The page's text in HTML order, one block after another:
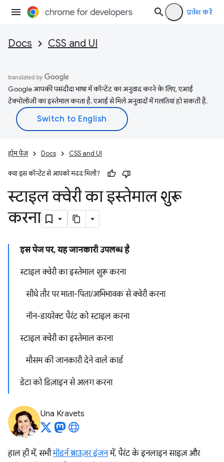
प्रवेश करें
Docs CSS and UI
Google आपकी पसंदीदा भाषा में कॉन्टेंट का अनुवाद करने के लिए, एआई
टेक्नोलॉजी का इस्तेमाल करता है. एआई से मिले अनुवादों में गलतियां हो सकती हैं.
होम पेज Docs CSS and UI
क्या इस कॉन्टेंट से आपको मदद मिली?
स्टाइल क्वेरी का इस्तेमाल शुरू
करना
इस पेज पर, यह जानकारी उपलब्ध है
स्टाइल क्वेरी का इस्तेमाल शुरू करना
सीधे तौर पर माता-पिता/अभिभावक से क्वेरी करना
नॉन-डायरेक्ट पैरंट को स्टाइल करना
स्टाइल क्वेरी का इस्तेमाल करना
मौसम की जानकारी देने वाले कार्ड
डेटा को डिज़ाइन से अलग करना
Una Kravets
हाल ही में, सभीमॉडर्न ब्राउज़र इंजनमें, पैरंट के इनलाइन साइज़ और